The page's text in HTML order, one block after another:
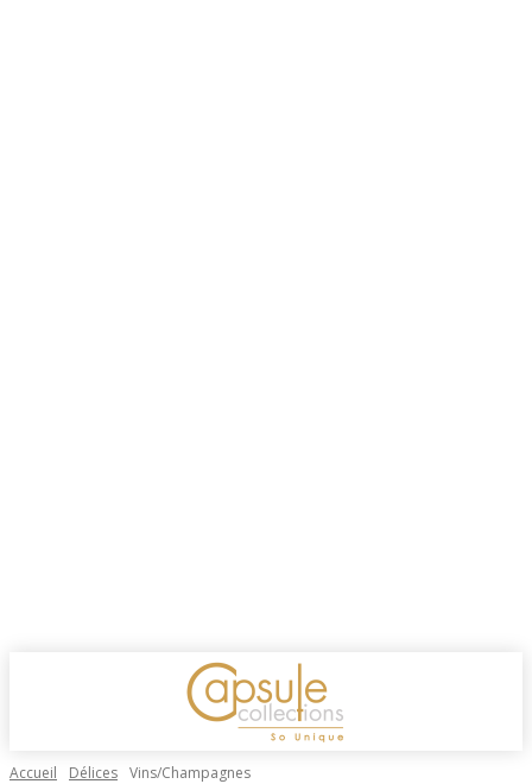
Accueil Délices Vins/Champagnes